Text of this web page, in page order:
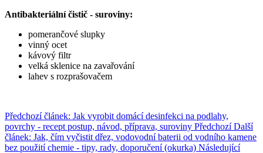
Antibakteriální čistič - suroviny:
pomerančové slupky
vinný ocet
kávový filtr
velká sklenice na zavařování
lahev s rozprašovačem
Předchozí článek: Jak vyrobit domácí desinfekci na podlahy,
povrchy - recept postup, návod, příprava, suroviny Předchozí Další
článek: Jak, čím vyčistit dřez, vodovodní baterii od vodního kamene
bez použití chemie - tipy, rady, doporučení (okurka) Následující